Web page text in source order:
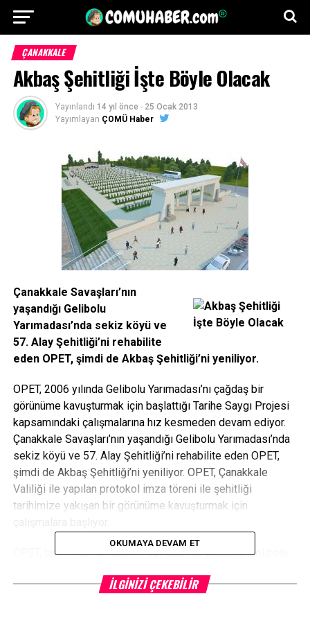
ÇANAKKALE
Akbaş Şehitliği İşte Böyle Olacak
Yayınlandı 14 yıl önce - 25 Ocak 2013
Yayımlayan ÇOMÜ Haber
Çanakkale Savaşları’nın
yaşandığı Gelibolu
Yarımadası’nda sekiz köyü ve
57. Alay Şehitliği’ni rehabilite
eden OPET, şimdi de Akbaş Şehitliği’ni yeniliyor.
OPET, 2006 yılında Gelibolu Yarımadası’nı çağdaş bir
görünüme kavuşturmak için başlattığı Tarihe Saygı Projesi
kapsamındaki çalışmalarına hız kesmeden devam ediyor.
Çanakkale Savaşları’nın yaşandığı Gelibolu Yarımadası’nda
sekiz köyü ve 57. Alay Şehitliği’ni rehabilite eden OPET,
şimdi de Akbaş Şehitliği’ni yeniliyor. OPET, Çanakkale
Valiliği ile yapılan protokol imza töreni ile şehitliği
tarihimize yakışan bir görünüme kavuşturmak için
OPET, tarihimizin en önemli sayfalarının yazıldığı Gelibolu
yeni bir adım daha atıyor. Tarihi Gelibolu Yarımadası’nı
OKUMAYA DEVAM ET
İLGINIZI ÇEKEBILIR